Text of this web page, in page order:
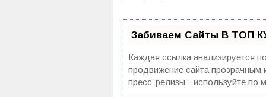
Забиваем Сайты В ТОП
Каждая ссылка анализируется
продвижение сайта прозрачным
пресс-релизы - используйте по